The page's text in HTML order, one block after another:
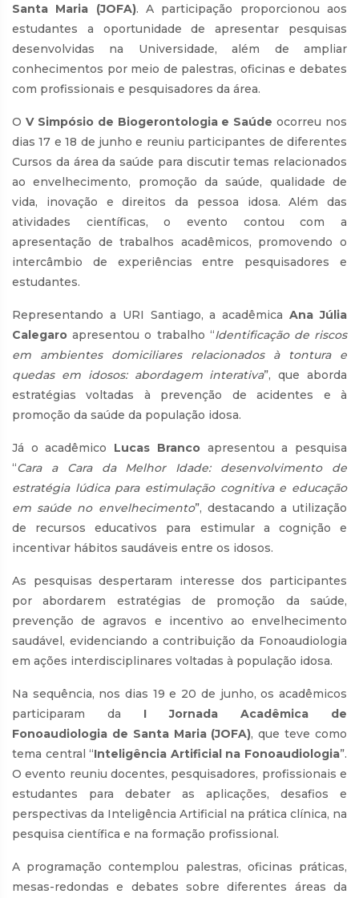
Santa Maria (JOFA). A participação proporcionou aos
estudantes a oportunidade de apresentar pesquisas
desenvolvidas na Universidade, além de ampliar
conhecimentos por meio de palestras, oficinas e debates
com profissionais e pesquisadores da área.
O V Simpósio de Biogerontologia e Saúdeocorreu nos
dias 17 e 18 de junho e reuniu participantes de diferentes
Cursos da área da saúde para discutir temas relacionados
ao envelhecimento, promoção da saúde, qualidade de
vida, inovação e direitos da pessoa idosa. Além das
atividades científicas, o evento contou com a
apresentação de trabalhos acadêmicos, promovendo o
intercâmbio de experiências entre pesquisadores e
estudantes.
Representando a URI Santiago, a acadêmicaAna Júlia
Calegaro apresentou o trabalho “Identificação de riscos
em ambientes domiciliares relacionados à tontura e
quedas em idosos: abordagem interativa”, que aborda
estratégias voltadas à prevenção de acidentes e à
promoção da saúde da população idosa.
Já o acadêmico Lucas Brancoapresentou a pesquisa
“Cara a Cara da Melhor Idade: desenvolvimento de
estratégia lúdica para estimulação cognitiva e educação
em saúde no envelhecimento”, destacando a utilização
de recursos educativos para estimular a cognição e
incentivar hábitos saudáveis entre os idosos.
As pesquisas despertaram interesse dos participantes
por abordarem estratégias de promoção da saúde,
prevenção de agravos e incentivo ao envelhecimento
saudável, evidenciando a contribuição da Fonoaudiologia
em ações interdisciplinares voltadas à população idosa.
Na sequência, nos dias 19 e 20 de junho, os acadêmicos
participaram da I Jornada Acadêmica de
Fonoaudiologia de Santa Maria (JOFA), que teve como
tema central “Inteligência Artificial na Fonoaudiologia”.
O evento reuniu docentes, pesquisadores, profissionais e
estudantes para debater as aplicações, desafios e
perspectivas da Inteligência Artificial na prática clínica, na
pesquisa científica e na formação profissional.
A programação contemplou palestras, oficinas práticas,
mesas-redondas e debates sobre diferentes áreas da